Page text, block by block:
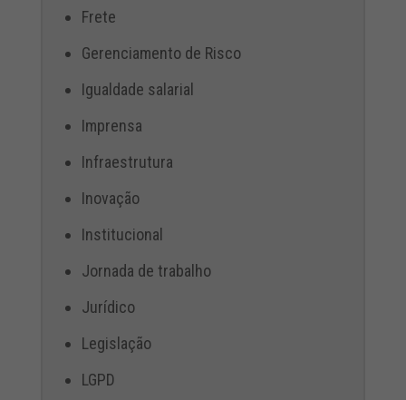
Frete
Gerenciamento de Risco
Igualdade salarial
Imprensa
Infraestrutura
Inovação
Institucional
Jornada de trabalho
Jurídico
Legislação
LGPD